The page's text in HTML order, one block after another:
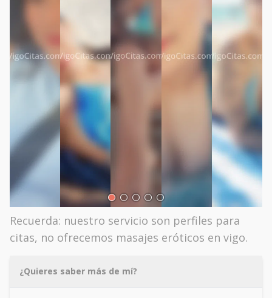
Recuerda: nuestro servicio son perfiles para
citas, no ofrecemos masajes eróticos en vigo.
¿Quieres saber más de mí?